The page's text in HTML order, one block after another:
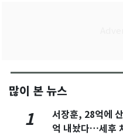
많이 본 뉴스
1
서장훈, 28억에
억 내놨다…세후